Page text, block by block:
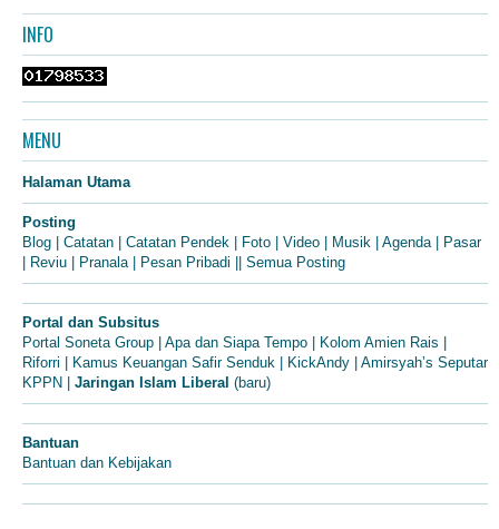
INFO
MENU
Halaman Utama
Posting
Blog
Catatan Catatan Pendek Foto Video Musik Agenda|
Pasar
Reviu Pranala| Pesan Pribadi Semua Posting
Portal dan Subsitus
Portal Soneta Group
Apa dan Siapa Tempo Kolom Amien Rais
Riforri
Kamus Keuangan Safir Senduk KickAndy
Amirsyah’s Seputar
KPPN
Jaringan Islam Liberal (baru)
Bantuan
Bantuan dan Kebijakan